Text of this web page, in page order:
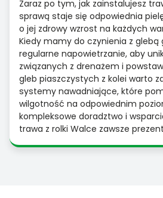
Zaraz po tym, jak zainstalujesz
sprawą staje się odpowiednia
o jej zdrowy wzrost na każdych
Kiedy mamy do czynienia z glebą
regularne napowietrzanie, aby
związanych z drenażem i
gleb piaszczystych z kolei warto
systemy nawadniające, które
wilgotność na odpowiednim
kompleksowe doradztwo i
trawa z rolki Walce zawsze